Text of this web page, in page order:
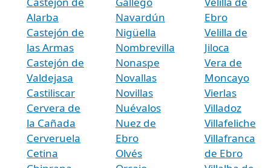
Alarba
Castejón de
las Armas
Castejón de
Valdejasa
Castiliscar
Cervera de
la Cañada
Cerveruela
Cetina
Navardún
Nigüella
Nombrevilla
Nonaspe
Novallas
Novillas
Nuévalos
Nuez de
Ebro
Olvés
Ebro
Velilla de
Jiloca
Vera de
Moncayo
Vierlas
Villadoz
Villafeliche
Villafranca
de Ebro